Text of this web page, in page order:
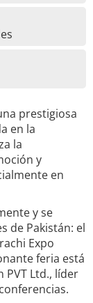
prestigiosa
en la
la
y
en
y se
de Pakistán: el
Expo
feria está
PVT Ltd., líder